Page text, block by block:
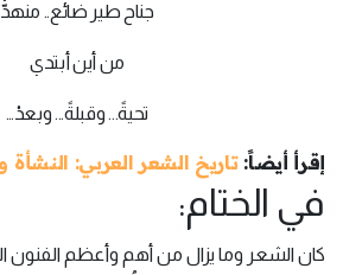
جناح طير ضائع.. منهدّْ
من أين أبتدي
تحيةً... وقبلةً... وبعدْ…
إقرأ أيضاً:تاريخ الشعر العربي: النشأة
في الختام:
كان الشعر وما يزال من أهم وأعظم الفنون